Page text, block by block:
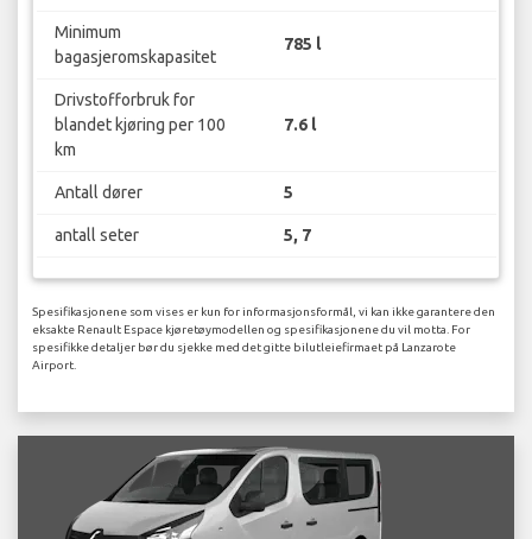
Minimum
bagasjeromskapasitet
785 l
Drivstofforbruk for
blandet kjøring per 100
km
7.6 l
Antall dører 5
antall seter 5, 7
Spesifikasjonene som vises er kun for informasjonsformål, vi kan ikke garantere den
eksakte Renault Espace kjøretøymodellen og spesifikasjonene du vil motta. For
spesifikke detaljer bør du sjekke med det gitte bilutleiefirmaet på Lanzarote
Airport.